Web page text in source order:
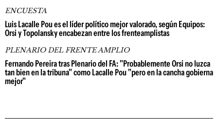
ENCUESTA
Luis Lacalle Pou es el líder político mejor valorado, según Equipos:
Orsi y Topolansky encabezan entre los frenteamplistas
PLENARIO DEL FRENTE AMPLIO
Fernando Pereira tras Plenario del FA: "Probablemente Orsi no luzca
tan bien en la tribuna" como Lacalle Pou "pero en la cancha gobierna
mejor"